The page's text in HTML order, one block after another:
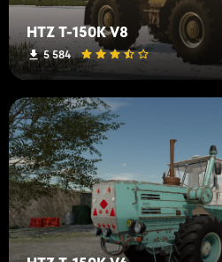
HTZ T-150K V8
5 584